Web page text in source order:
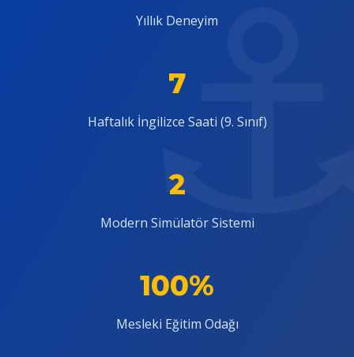
Yıllık Deneyim
7
Haftalık İngilizce Saati (9. Sınıf)
2
Modern Simülatör Sistemi
100%
Mesleki Eğitim Odağı